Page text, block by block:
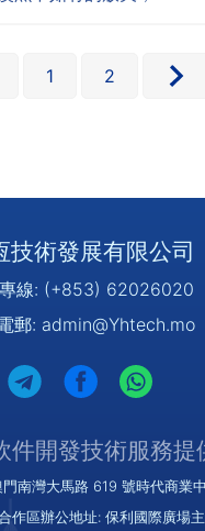
1 2
技術發展有限公司
專線: (+853) 62026020
郵: admin@Yhtech.mo
南灣大馬路 619 號時代商業
作區辦公地址: 保利國際廣場